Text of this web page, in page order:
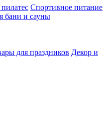
Спортивное питание
бани и сауны
для праздников Декор и